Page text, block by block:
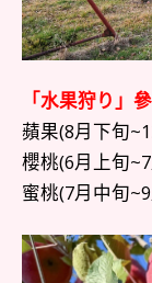
「水果狩り」
蘋果(8月下旬
櫻桃(6月上旬
蜜桃(7月中旬